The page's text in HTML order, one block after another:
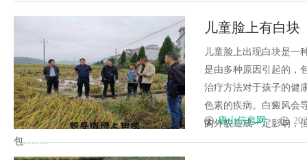
儿童脸上有白块
儿童脸上出现白块是一
是由多种原因引起的，
治疗方法对于孩子的健
色素的疾病。白癜风会
的外貌造成一定影响，
包.........
唐山信息网